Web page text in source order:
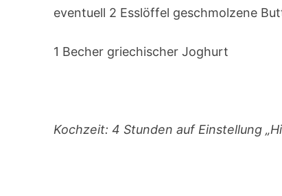
eventuell 2 Esslöffel geschmolzene
1 Becher griechischer Joghurt
Kochzeit: 4 Stunden auf Einstellung